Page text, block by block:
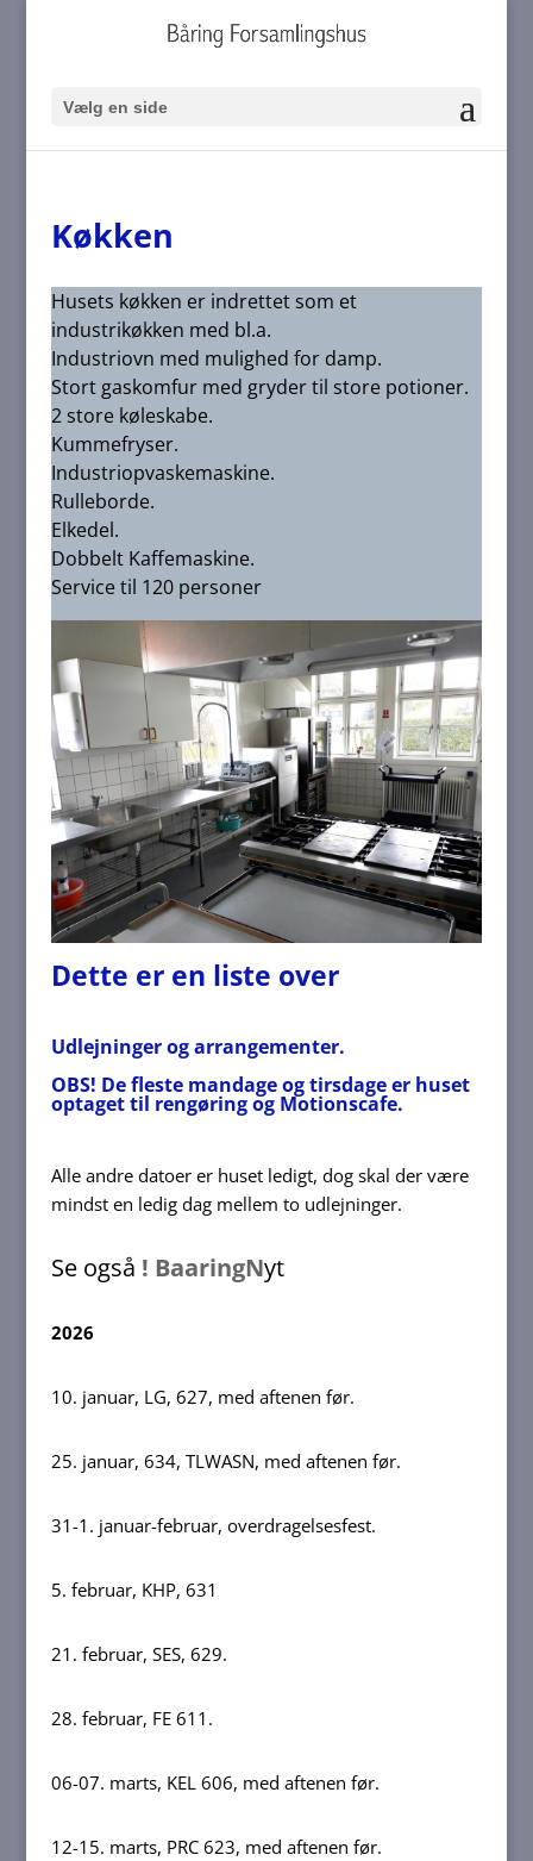
Vælg en side
Køkken
Husets køkken er indrettet som et
industrikøkken med bl.a.
Industriovn med mulighed for damp.
Stort gaskomfur med gryder til store potioner.
2 store køleskabe.
Kummefryser.
Industriopvaskemaskine.
Rulleborde.
Elkedel.
Dobbelt Kaffemaskine.
Service til 120 personer
Dette er en liste over
Udlejninger og arrangementer.
OBS! De fleste mandage og tirsdage er huset
optaget til rengøring og Motionscafe.
Alle andre datoer er huset ledigt, dog skal der være
mindst en ledig dag mellem to udlejninger.
Se også ! BaaringNyt
2026
10. januar, LG, 627, med aftenen før.
25. januar, 634, TLWASN, med aftenen før.
31-1. januar-februar, overdragelsesfest.
5. februar, KHP, 631
21. februar, SES, 629.
28. februar, FE 611.
06-07. marts, KEL 606, med aftenen før.
12-15. marts, PRC 623, med aftenen før.